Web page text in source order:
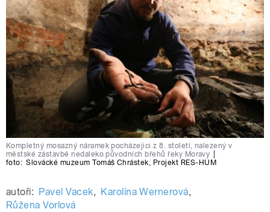
Kompletný mosazný náramek pocházejici z 8. století, nalezený v
městské zástavbě nedaleko původních břehů řeky Moravy
foto: Slovácké muzeum Tomáš Chrástek, Projekt RES-HUM
autoři: Pavel Vacek, Karolína Wernerová,
Růžena Vorlová